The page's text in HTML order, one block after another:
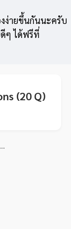
ง่ายขึ้นกันนะครับ
ๆ ได้ฟรีที่
(20 Q)